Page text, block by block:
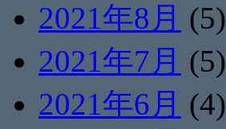
2021年8月 (5)
2021年7月 (5)
2021年6月 (4)